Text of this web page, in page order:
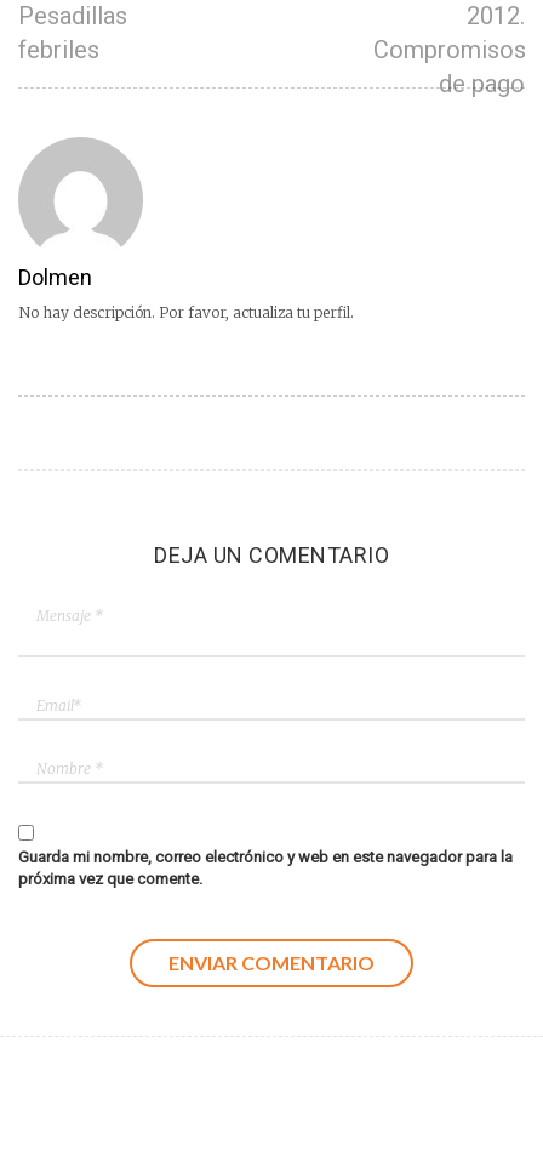
Pesadillas
febriles
2012.
Compromisos
de pago
Dolmen
No hay descripción. Por favor, actualiza tu perfil.
DEJA UN COMENTARIO
Guarda mi nombre, correo electrónico y web en este navegador para la
próxima vez que comente.